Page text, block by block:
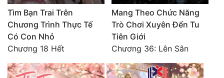
Tu Chân
Tu Tiên
Tội Phạm
Vô Địch
Tìm Bạn Trai Trên
Chương Trình Thực Tế
Có Con Nhỏ
Chương 18 Hết
Mang Theo Chức Năng
Trò Chơi Xuyên Đến Tu
Tiên Giới
Chương 36: Lên Sân